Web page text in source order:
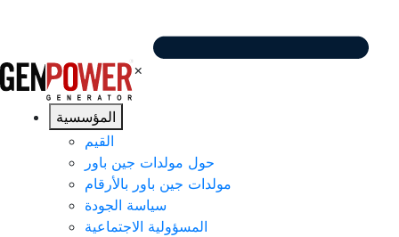
×
المؤسسية
القيم
حول مولدات جين باور
مولدات جين باور بالأرقام
سياسة الجودة
المسؤولية الاجتماعية